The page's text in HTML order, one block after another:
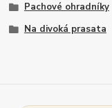
Pachové ohradníky
Na divoká prasata